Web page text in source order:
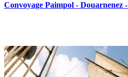
Convoyage Paimpol - Douarnenez